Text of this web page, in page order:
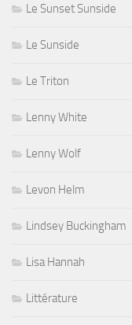
Le Sunset Sunside
Le Sunside
Le Triton
Lenny White
Lenny Wolf
Levon Helm
Lindsey Buckingham
Lisa Hannah
Littérature